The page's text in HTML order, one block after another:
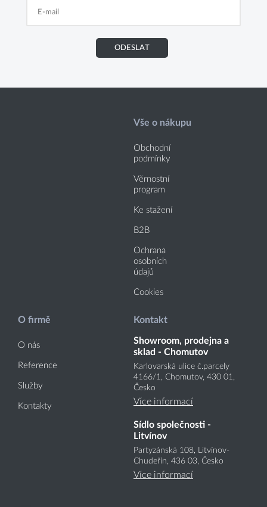
ODESLAT
Vše o nákupu
Obchodní
podmínky
Věrnostní
program
Ke stažení
B2B
Ochrana
osobních
údajů
Cookies
O firmě
O nás
Reference
Služby
Kontakty
Kontakt
Showroom, prodejna a
sklad - Chomutov
Karlovarská ulice č.parcely
4166/1, Chomutov, 430 01,
Česko
Více informací
Sídlo společnosti -
Litvínov
Partyzánská 108, Litvínov-
Chudeřín, 436 03, Česko
Více informací